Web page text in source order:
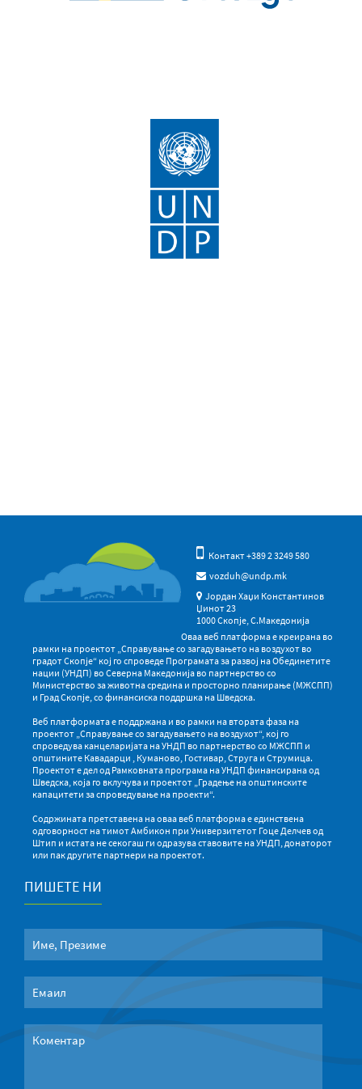
Контакт +389 2 3249 580
vozduh@undp.mk
Јордан Хаџи Константинов
Џинот 23
1000 Скопје, С.Македонија
Оваа веб платформа е креирана во
рамки на проектот „Справување со загадувањето на воздухот во
градот Скопје“ кој го спроведе Програмата за развој на Обединетите
нации (УНДП) во Северна Македонија во партнерство со
Министерство за животна средина и просторно планирање (МЖСПП)
и Град Скопје, со финансиска поддршка на Шведска.
Веб платформата е поддржана и во рамки на втората фаза на
проектот „Справување со загадувањето на воздухот“, кој го
спроведува канцеларијата на УНДП во партнерство со МЖСПП и
општините Кавадарци , Куманово, Гостивар, Струга и Струмица.
Проектот е дел од Рамковната програма на УНДП финансирана од
Шведска, која го вклучува и проектот „Градење на општинските
капацитети за спроведување на проекти“.
Содржината претставена на оваа веб платформа е единствена
одговорност на тимот Амбикон при Универзитетот Гоце Делчев од
Штип и истата не секогаш ги одразува ставовите на УНДП, донаторот
или пак другите партнери на проектот.
ПИШЕТЕ НИ